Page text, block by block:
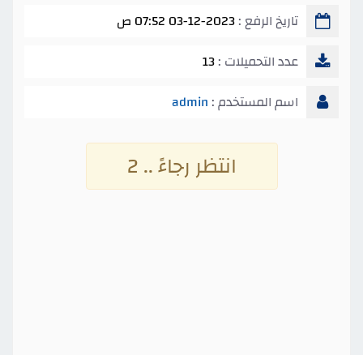
تاريخ الرفع :03-12-2023 07:52 ص
عدد التحميلات :13
اسم المستخدم : admin
انتظر رجاءً .. 1